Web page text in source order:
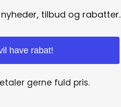
tilbud og rabatter.
have rabat!
gerne fuld pris.